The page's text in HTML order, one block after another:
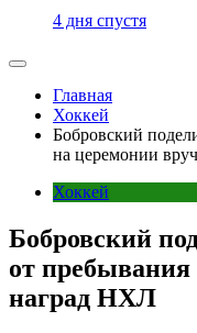
4 дня спустя
Главная
Хоккей
Бобровский
на церемонии
Хоккей
Бобровский
от
наград НХЛ